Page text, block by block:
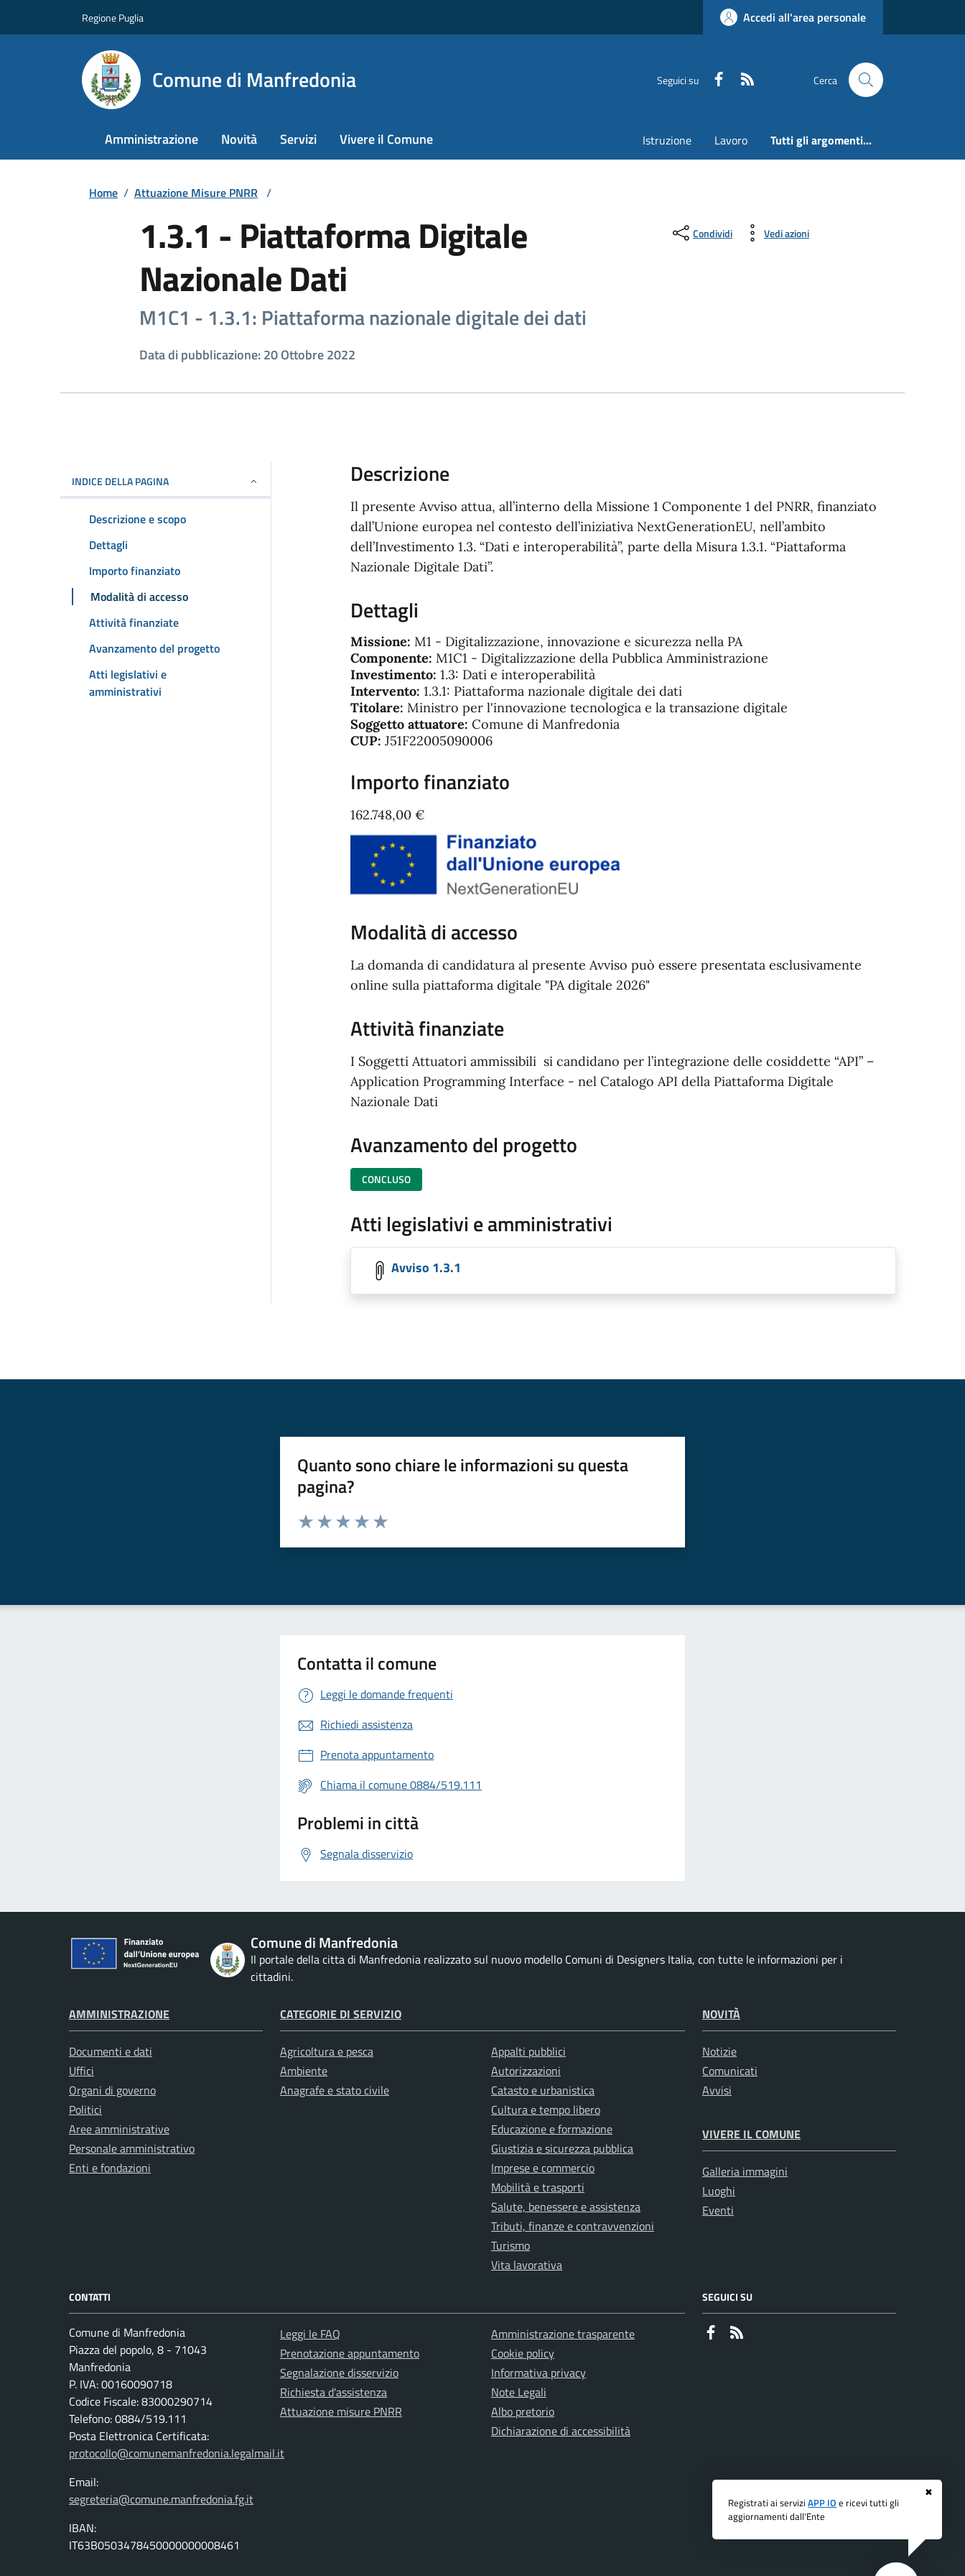
✖
Registrati ai serviziAPP IO e ricevi tutti gli
aggiornamenti dall'Ente
Regione Puglia Accedi all'area personale
Comune di Manfredonia Seguici su Faceboook Cerca
Amministrazione Novità Servizi Vivere il Comune Istruzione Lavoro Tutti gli argomenti...
Home / Attuazione Misure PNRR /
1.3.1 - Piattaforma Digitale
Nazionale Dati
M1C1 - 1.3.1: Piattaforma nazionale digitale dei dati
Data di pubblicazione: 20 Ottobre 2022
Condividi Vedi azioni
INDICE DELLA PAGINA
Descrizione e scopo
Dettagli
Importo finanziato
Modalità di accesso
Attività finanziate
Avanzamento del progetto
Atti legislativi e
amministrativi
Descrizione
Il presente Avviso attua, all’interno della Missione 1 Componente 1 del PNRR, finanziato
dall’Unione europea nel contesto dell’iniziativa NextGenerationEU, nell’ambito
dell’Investimento 1.3. “Dati e interoperabilità”, parte della Misura 1.3.1. “Piattaforma
Nazionale Digitale Dati”.
Dettagli
Missione: M1 - Digitalizzazione, innovazione e sicurezza nella PA
Componente: M1C1 - Digitalizzazione della Pubblica Amministrazione
Investimento: 1.3: Dati e interoperabilità
Intervento: 1.3.1: Piattaforma nazionale digitale dei dati
Titolare: Ministro per l'innovazione tecnologica e la transazione digitale
Soggetto attuatore: Comune di Manfredonia
CUP: J51F22005090006
Importo finanziato
162.748,00 €
Modalità di accesso
La domanda di candidatura al presente Avviso può essere presentata esclusivamente
online sulla piattaforma digitale "PA digitale 2026"
Attività finanziate
I Soggetti Attuatori ammissibili si candidano per l’integrazione delle cosiddette “API” –
Application Programming Interface - nel Catalogo API della Piattaforma Digitale
Nazionale Dati
Avanzamento del progetto
CONCLUSO
Atti legislativi e amministrativi
Avviso 1.3.1
Quanto sono chiare le informazioni su questa
pagina?
Valuta da 1 a 5 stelle la pagina
Contatta il comune
Leggi le domande frequenti
Richiedi assistenza
Prenota appuntamento
Chiama il comune 0884/519.111
Problemi in città
Segnala disservizio
Comune di Manfredonia
Il portale della citta di Manfredonia realizzato sul nuovo modello Comuni di Designers Italia, con tutte le informazioni per i
cittadini.
AMMINISTRAZIONE
Documenti e dati
Uffici
Organi di governo
Politici
Aree amministrative
Personale amministrativo
Enti e fondazioni
CATEGORIE DI SERVIZIO
Agricoltura e pesca
Ambiente
Anagrafe e stato civile
Appalti pubblici
Autorizzazioni
Catasto e urbanistica
Cultura e tempo libero
Educazione e formazione
Giustizia e sicurezza pubblica
Imprese e commercio
Mobilità e trasporti
Salute, benessere e assistenza
Tributi, finanze e contravvenzioni
Turismo
Vita lavorativa
NOVITÀ
Notizie
Comunicati
Avvisi
VIVERE IL COMUNE
Galleria immagini
Luoghi
Eventi
CONTATTI
Comune di Manfredonia
Piazza del popolo, 8 - 71043
Manfredonia
P. IVA: 00160090718
Codice Fiscale: 83000290714
Telefono: 0884/519.111
Posta Elettronica Certificata:
protocollo@comunemanfredonia.legalmail.it
Email:
segreteria@comune.manfredonia.fg.it
IBAN:
IT63B0503478450000000008461
Leggi le FAQ
Prenotazione appuntamento
Segnalazione disservizio
Richiesta d'assistenza
Attuazione misure PNRR
Amministrazione trasparente
Cookie policy
Informativa privacy
Note Legali
Albo pretorio
Dichiarazione di accessibilità
SEGUICI SU
Faceboook